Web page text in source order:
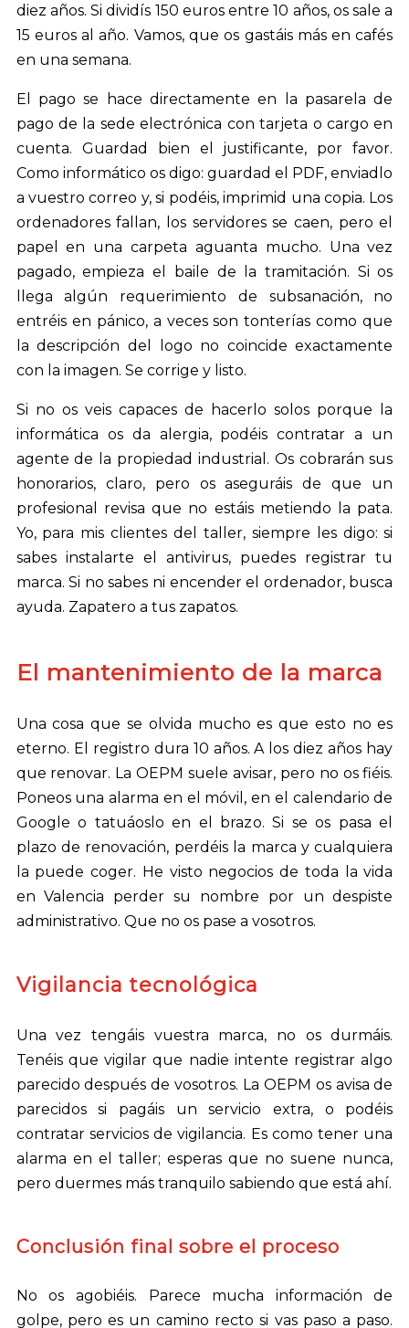
diez años. Si dividís 150 euros entre 10 años, os sale a
15 euros al año. Vamos, que os gastáis más en cafés
en una semana.
El pago se hace directamente en la pasarela de
pago de la sede electrónica con tarjeta o cargo en
cuenta. Guardad bien el justificante, por favor.
Como informático os digo: guardad el PDF, enviadlo
a vuestro correo y, si podéis, imprimid una copia. Los
ordenadores fallan, los servidores se caen, pero el
papel en una carpeta aguanta mucho. Una vez
pagado, empieza el baile de la tramitación. Si os
llega algún requerimiento de subsanación, no
entréis en pánico, a veces son tonterías como que
la descripción del logo no coincide exactamente
con la imagen. Se corrige y listo.
Si no os veis capaces de hacerlo solos porque la
informática os da alergia, podéis contratar a un
agente de la propiedad industrial. Os cobrarán sus
honorarios, claro, pero os aseguráis de que un
profesional revisa que no estáis metiendo la pata.
Yo, para mis clientes del taller, siempre les digo: si
sabes instalarte el antivirus, puedes registrar tu
marca. Si no sabes ni encender el ordenador, busca
ayuda. Zapatero a tus zapatos.
El mantenimiento de la marca
Una cosa que se olvida mucho es que esto no es
eterno. El registro dura 10 años. A los diez años hay
que renovar. La OEPM suele avisar, pero no os fiéis.
Poneos una alarma en el móvil, en el calendario de
Google o tatuáoslo en el brazo. Si se os pasa el
plazo de renovación, perdéis la marca y cualquiera
la puede coger. He visto negocios de toda la vida
en Valencia perder su nombre por un despiste
administrativo. Que no os pase a vosotros.
Vigilancia tecnológica
Una vez tengáis vuestra marca, no os durmáis.
Tenéis que vigilar que nadie intente registrar algo
parecido después de vosotros. La OEPM os avisa de
parecidos si pagáis un servicio extra, o podéis
contratar servicios de vigilancia. Es como tener una
alarma en el taller; esperas que no suene nunca,
pero duermes más tranquilo sabiendo que está ahí.
Conclusión final sobre el proceso
No os agobiéis. Parece mucha información de
golpe, pero es un camino recto si vas paso a paso.